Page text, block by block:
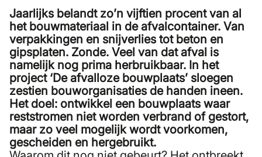
Jaarlijks belandt zo’n vijftien procent van al
het bouwmateriaal in de afvalcontainer. Van
verpakkingen en snijverlies tot beton en
gipsplaten. Zonde. Veel van dat afval is
namelijk nog prima herbruikbaar. In het
project ‘De afvalloze bouwplaats’ sloegen
zestien bouworganisaties de handen ineen.
Het doel: ontwikkel een bouwplaats waar
reststromen niet worden verbrand of gestort,
maar zo veel mogelijk wordt voorkomen,
gescheiden en hergebruikt.